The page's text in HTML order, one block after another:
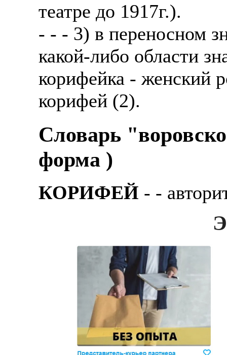
театре до 1917г.).
- - - 3) в переносном
какой-либо области
корифейка - женский
корифей (2).
Словарь
форма )
КОРИФЕЙ - -